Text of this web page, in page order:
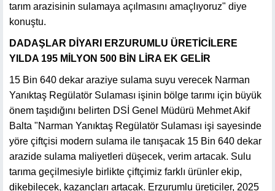
tarım arazisinin sulamaya açılmasını amaçlıyoruz" diye
konuştu.
DADAŞLAR DİYARI ERZURUMLU ÜRETİCİLERE
YILDA 195 MİLYON 500 BİN LİRA EK GELİR
15 Bin 640 dekar araziye sulama suyu verecek Narman
Yanıktaş Regülatör Sulaması işinin bölge tarımı için büyük
önem taşıdığını belirten DSİ Genel Müdürü Mehmet Akif
Balta "Narman Yanıktaş Regülatör Sulaması işi sayesinde
yöre çiftçisi modern sulama ile tanışacak 15 Bin 640 dekar
arazide sulama maliyetleri düşecek, verim artacak. Sulu
tarıma geçilmesiyle birlikte çiftçimiz farklı ürünler ekip,
dikebilecek, kazançları artacak. Erzurumlu üreticiler, 2025